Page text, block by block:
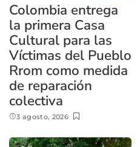
Colombia entrega
la primera Casa
Cultural para las
Víctimas del Pueblo
Rrom como medida
de reparación
colectiva
3 agosto, 2026